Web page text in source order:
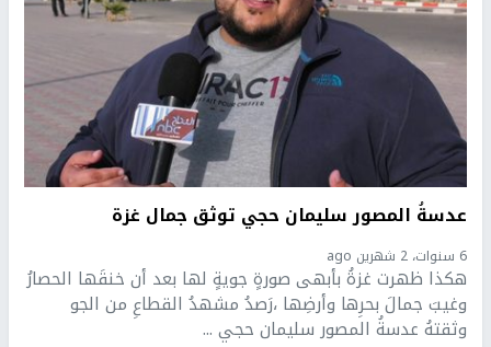
عدسةُ المصور سليمان حجي توثق جمال غزة
6 سنوات، 2 شهرين ago
هكذا ظهرت غزةُ بأبهى صورةٍ جويةٍ لها بعد أن خنقَها الحصارُ
وغيبَ جمالَ بحرِها وأرضِها ،رَصدُ مشهدُ القطاعِ من الجو
وثقتهُ عدسةُ المصور سليمان حجي ...